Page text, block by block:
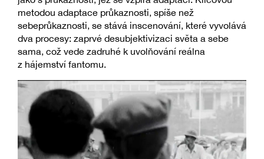
metodou adaptace průkaznosti, spíše než
sebeprůkaznosti, se stává inscenování, které vyvolává
dva procesy: zaprvé desubjektivizaci světa a sebe
sama, což vede zadruhé k uvolňování reálna
z hájemství fantomu.